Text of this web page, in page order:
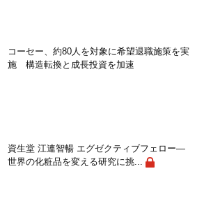
コーセー、約80人を対象に希望退職施策を実
施 構造転換と成長投資を加速
資生堂 江連智暢 エグゼクティブフェロー―
世界の化粧品を変える研究に挑...